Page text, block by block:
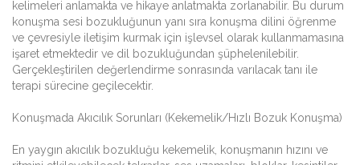
kelimeleri anlamakta ve hikaye anlatmakta zorlanabilir. Bu durum
konuşma sesi bozukluğunun yanı sıra konuşma dilini öğrenme
ve çevresiyle iletişim kurmak için işlevsel olarak kullanmamasına
işaret etmektedir ve dil bozukluğundan şüphelenilebilir.
Gerçekleştirilen değerlendirme sonrasında varılacak tanı ile
terapi sürecine geçilecektir.
Konuşmada Akıcılık Sorunları (Kekemelik/Hızlı Bozuk Konuşma)
En yaygın akıcılık bozukluğu kekemelik, konuşmanın hızını ve